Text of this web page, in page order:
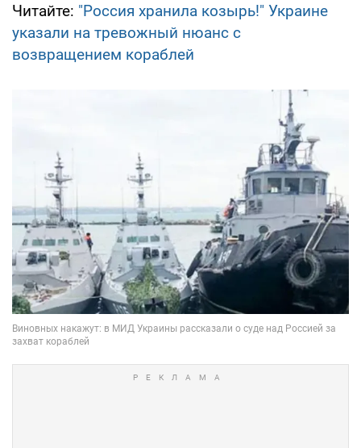
Читайте: "Россия хранила козырь!" Украине
указали на тревожный нюанс с
возвращением кораблей